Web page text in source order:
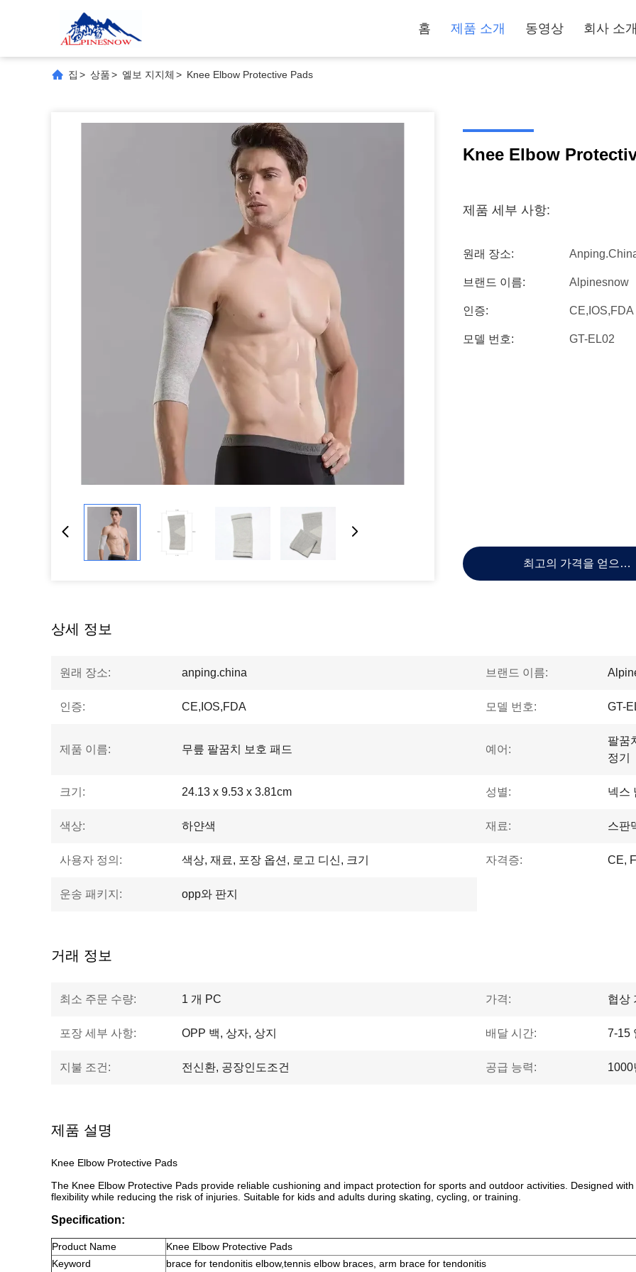
홈 제품 소개 동영상 회사 소개
집 > 상품> 엘보 지지체 > Knee Elbow Protective Pads
Knee Elbow
제품 세부 사항:
원래 장소:
브랜드 이름: Alpinesnow
인증: CE,IOS,FDA
모델 번호: GT-EL02
최고의 가격을 얻으십
상세 정보
원래 장소: anping.china 브랜드 이름:
인증: CE,IOS,FDA 모델 번호: GT-
제품 이름: 무릎 팔꿈치 보호 패드 예어:
팔꿈
정기
크기: ‎24.13 x 9.53 x 3.81cm 성별: 넥스
색상: 하얀색 재료: 스판
사용자 정의: 색상, 재료, 포장 옵션, 로고 디신, 크기 자격증: CE,
운송 패키지: opp와 판지
거래 정보
최소 주문 수량: 1 개 PC 가격: 협상
포장 세부 사항: OPP 백, 상자, 상지 배달 시간: 7-15
지불 조건: 전신환, 공장인도조건 공급 능력: 1000
제품 설명
Knee Elbow Protective Pads
The Knee Elbow Protective Pads provide reliable cushioning and impact protection for sports and outdoor activities. Designed
flexibility while reducing the risk of injuries. Suitable for kids and adults during skating, cycling, or training.
Specification:
Product Name
Knee Elbow Protective Pads
Keyword
brace for tendonitis elbow,tennis elbow braces, arm brace for tendonitis